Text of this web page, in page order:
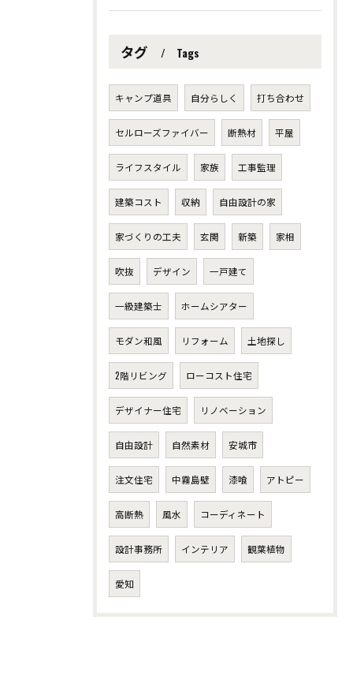
タグ Tags
キャンプ道具 自分らしく 打ち合わせ
セルローズファイバー 断熱材 平屋
ライフスタイル 家族 工事監理
建築コスト 収納 自由設計の家
家づくりの工夫 玄関 新築 家相
吹抜 デザイン 一戸建て
一級建築士 ホームシアター
モダン和風 リフォーム 土地探し
2階リビング ローコスト住宅
デザイナー住宅 リノベーション
自由設計 自然素材 安城市
注文住宅 中霧島壁 漆喰 アトピー
高断熱 風水 コーディネート
設計事務所 インテリア 観葉植物
愛知